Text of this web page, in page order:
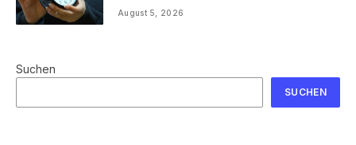
August 5, 2026
Suchen
SUCHEN